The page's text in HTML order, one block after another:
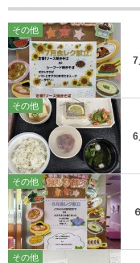
その他
7
その他
6
その他
その他